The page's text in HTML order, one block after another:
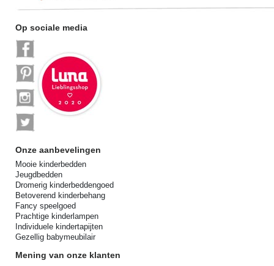
Op sociale media
Onze aanbevelingen
Mooie kinderbedden
Jeugdbedden
Dromerig kinderbeddengoed
Betoverend kinderbehang
Fancy speelgoed
Prachtige kinderlampen
Individuele kindertapijten
Gezellig babymeubilair
Mening van onze klanten